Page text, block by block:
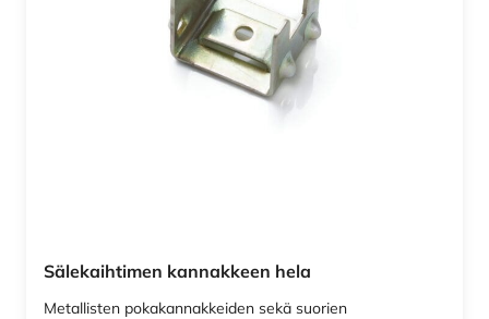
Sälekaihtimen kannakkeen hela
Metallisten pokakannakkeiden sekä suorien